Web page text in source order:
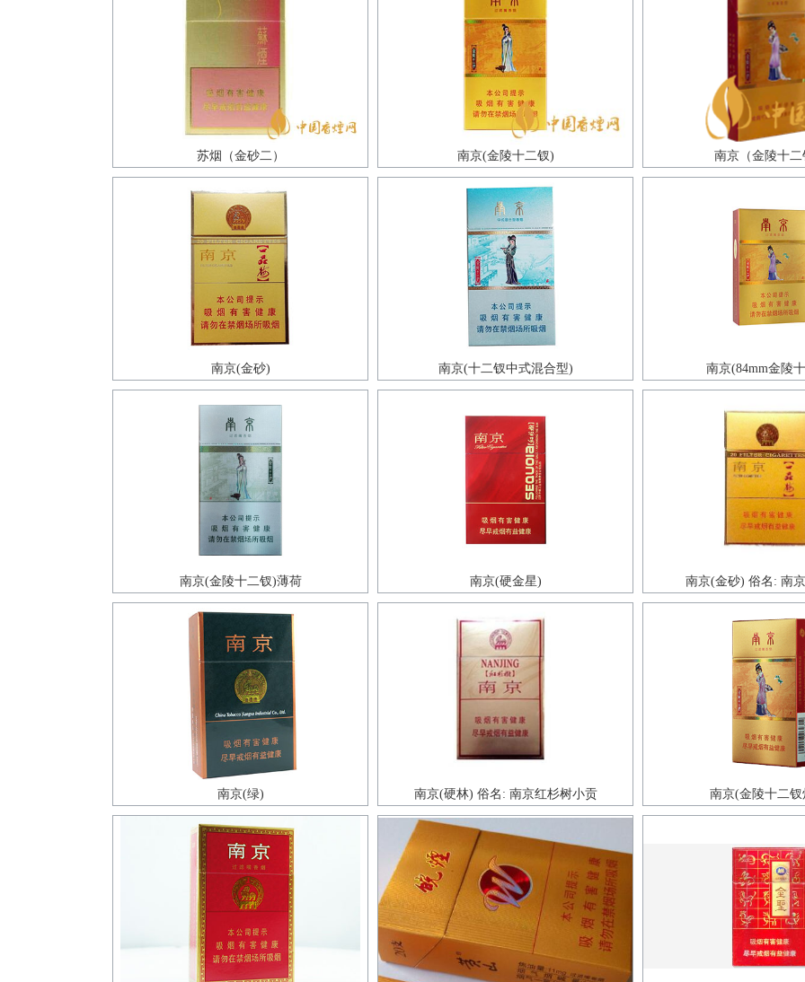
苏烟（金砂二） 南京(金陵十二钗) 南京（金陵十二
南京(金砂) 南京(十二钗中式混合型) 南京(84mm金陵
南京(金陵十二钗)薄荷 南京(硬金星) 南京(金砂) 俗名: 南
南京(绿) 南京(硬林) 俗名: 南京红杉树小贡 南京(金陵十二钗